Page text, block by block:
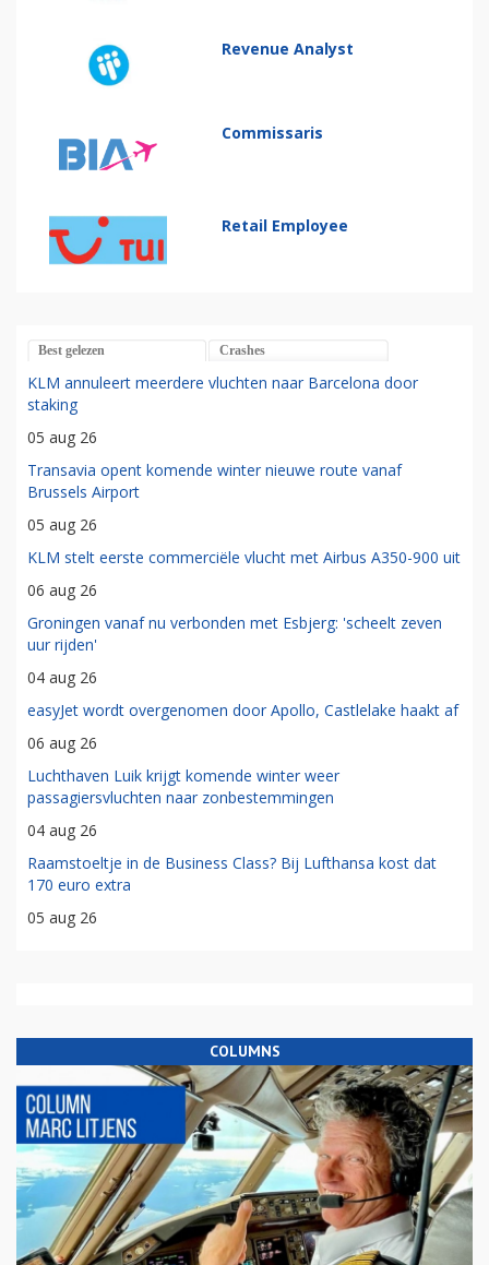
Revenue Analyst
Commissaris
Retail Employee
Best gelezen Crashes
KLM annuleert meerdere vluchten naar Barcelona door
staking
05 aug 26
Transavia opent komende winter nieuwe route vanaf
Brussels Airport
05 aug 26
KLM stelt eerste commerciële vlucht met Airbus A350-900 uit
06 aug 26
Groningen vanaf nu verbonden met Esbjerg: 'scheelt zeven
uur rijden'
04 aug 26
easyJet wordt overgenomen door Apollo, Castlelake haakt af
06 aug 26
Luchthaven Luik krijgt komende winter weer
passagiersvluchten naar zonbestemmingen
04 aug 26
Raamstoeltje in de Business Class? Bij Lufthansa kost dat
170 euro extra
05 aug 26
COLUMNS